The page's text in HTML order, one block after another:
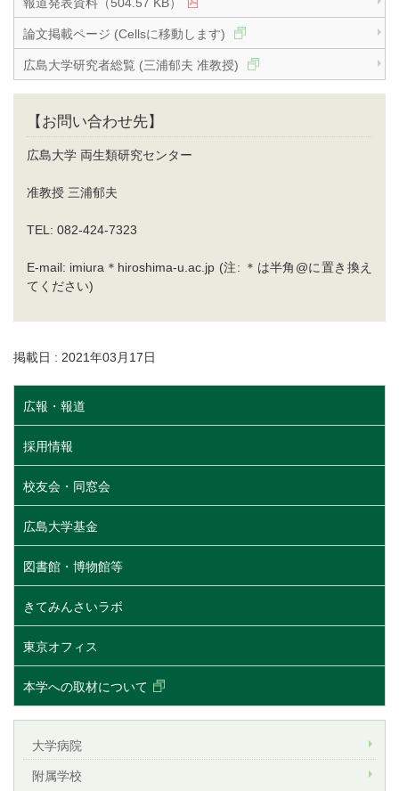
論文掲載ページ (Cellsに移動します)
広島大学研究者総覧 (三浦郁夫 准教授)
【お問い合わせ先】
広島大学 両生類研究センター
准教授 三浦郁夫
TEL: 082-424-7323
E-mail: imiura＊hiroshima-u.ac.jp (注: ＊は半角@に置き換え
てください)
掲載日 : 2021年03月17日
広報・報道
採用情報
校友会・同窓会
広島大学基金
図書館・博物館等
きてみんさいラボ
東京オフィス
本学への取材について
大学病院
附属学校